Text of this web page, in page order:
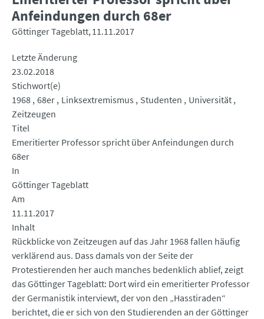
Anfeindungen durch 68er
Göttinger Tageblatt 11.11.2017
Letzte Änderung
23.02.2018
Stichwort(e)
1968 68er Linksextremismus Studenten
Universität
Zeitzeugen
Titel
Emeritierter Professor spricht über Anfeindungen durch
68er
In
Göttinger Tageblatt
Am
11.11.2017
Inhalt
Rückblicke von Zeitzeugen auf das Jahr 1968 fallen häufig
verklärend aus. Dass damals von der Seite der
Protestierenden her auch manches bedenklich ablief, zeigt
das Göttinger Tageblatt: Dort wird ein emeritierter Professor
der Germanistik interviewt, der von den „Hasstiraden“
berichtet, die er sich von den Studierenden an der Göttinger